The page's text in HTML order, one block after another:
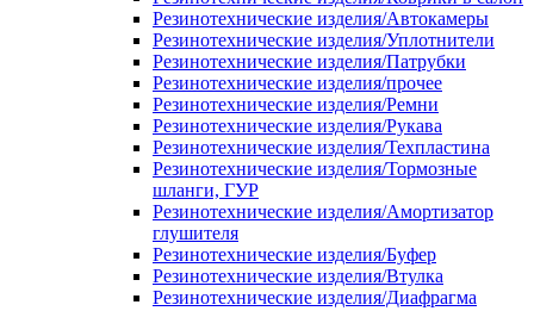
Резинотехнические изделия/Автокамеры
Резинотехнические изделия/Уплотнители
Резинотехнические изделия/Патрубки
Резинотехнические изделия/прочее
Резинотехнические изделия/Ремни
Резинотехнические изделия/Рукава
Резинотехнические изделия/Техпластина
Резинотехнические изделия/Тормозные
шланги, ГУР
Резинотехнические изделия/Амортизатор
глушителя
Резинотехнические изделия/Буфер
Резинотехнические изделия/Втулка
Резинотехнические изделия/Диафрагма